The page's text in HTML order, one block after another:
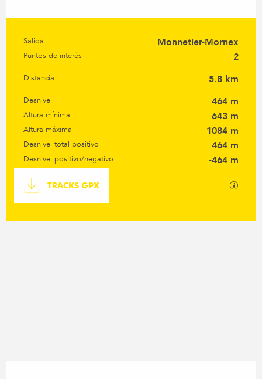
Información práctica
Salida Monnetier-Mornex
Puntos de interés 2
Distancia 5.8 km
Desnivel 464 m
Altura mínima 643 m
Altura máxima 1084 m
Desnivel total positivo 464 m
Desnivel positivo/negativo
-464 m
Documentación
TRACKS GPX Los